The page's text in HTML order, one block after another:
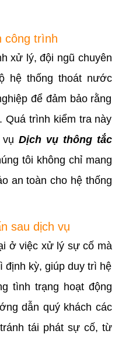
công trình
xử lý, đội ngũ chuyên
hệ thống thoát nước
để đảm bảo rằng
trình kiểm tra này
Dịch vụ thông tắc
tôi không chỉ mang
an toàn cho hệ thống
sau dịch vụ
ở việc xử lý sự cố mà
định kỳ, giúp duy trì hệ
tình trạng hoạt động
dẫn quý khách các
tái phát sự cố, từ